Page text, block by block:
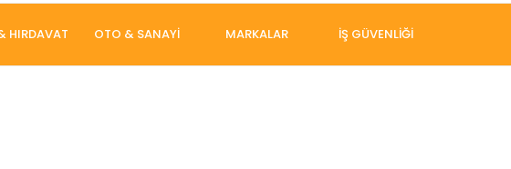
HIRDAVAT OTO & SANAYİ MARKALAR İŞ GÜVENLİĞİ